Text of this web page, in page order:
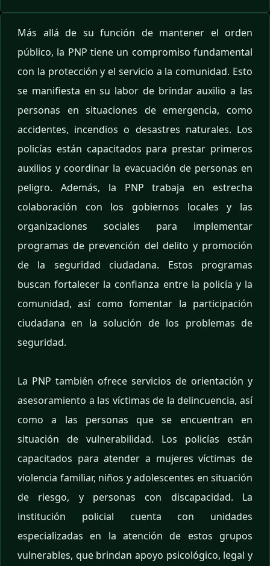
Más allá de su función de mantener el orden
público, la PNP tiene un compromiso fundamental
con la protección y el servicio a la comunidad. Esto
se manifiesta en su labor de brindar auxilio a las
personas en situaciones de emergencia, como
accidentes, incendios o desastres naturales. Los
policías están capacitados para prestar primeros
auxilios y coordinar la evacuación de personas en
peligro. Además, la PNP trabaja en estrecha
colaboración con los gobiernos locales y las
organizaciones sociales para implementar
programas de prevención del delito y promoción
de la seguridad ciudadana. Estos programas
buscan fortalecer la confianza entre la policía y la
comunidad, así como fomentar la participación
ciudadana en la solución de los problemas de
seguridad.
La PNP también ofrece servicios de orientación y
asesoramiento a las víctimas de la delincuencia, así
como a las personas que se encuentran en
situación de vulnerabilidad. Los policías están
capacitados para atender a mujeres víctimas de
violencia familiar, niños y adolescentes en situación
de riesgo, y personas con discapacidad. La
institución policial cuenta con unidades
especializadas en la atención de estos grupos
vulnerables, que brindan apoyo psicológico, legal y